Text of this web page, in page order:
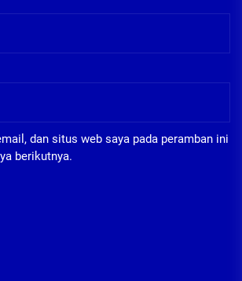
dan situs web saya pada peramban ini
berikutnya.